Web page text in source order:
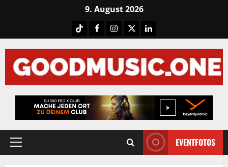
9. August 2026
TiktokFacebook
Instagram
X LinkedIN
Primary
EVENTFOTOS